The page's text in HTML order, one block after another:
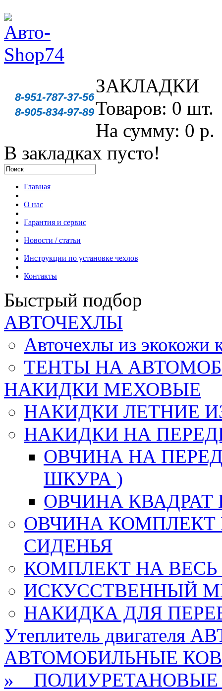
8-951-787-37-56
8-905-834-97-89
ЗАКЛАДКИ
Товаров: 0 шт.
На сумму: 0 р.
В закладках пусто!
Главная
О нас
Гарантия и сервис
Новости / статьи
Инструкции по установке чехлов
Контакты
Быстрый подбор
АВТОЧЕХЛЫ
Авточехлы из
ТЕНТЫ НА
НАКИДКИ МЕХОВЫЕ
НАКИДКИ ЛЕТНИЕ
НАКИДКИ НА
ОВЧИНА НА
ШКУРА )
ОВЧИНА КВАДРАТ
ОВЧИНА КОМПЛЕКТ
СИДЕНЬЯ
КОМПЛЕКТ НА
ИСКУССТВЕННЫЙ
НАКИДКА ДЛЯ
Утеплитель двигателя
АВТОМОБИЛЬНЫЕ
» ПОЛИУРЕТАНОВЫЕ